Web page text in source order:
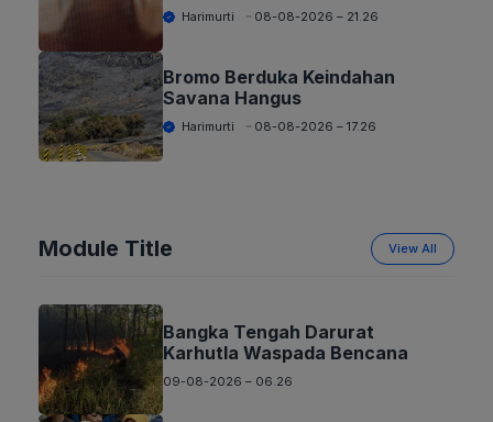
Harimurti 08-08-2026 – 21.26
Bromo Berduka Keindahan
Savana Hangus
Harimurti 08-08-2026 – 17.26
Module Title View All
Bangka Tengah Darurat
Karhutla Waspada Bencana
09-08-2026 – 06.26